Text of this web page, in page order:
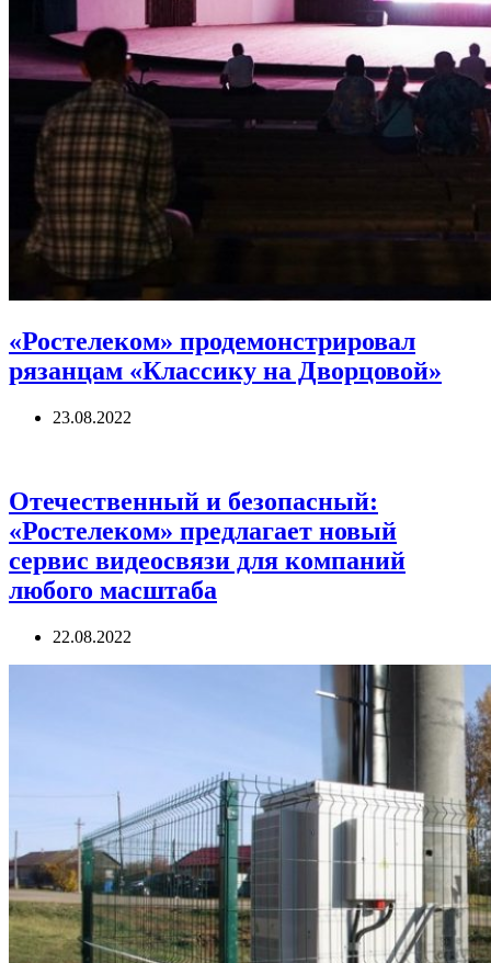
«Ростелеком» продемонстрировал
рязанцам «Классику на Дворцовой»
23.08.2022
Отечественный и безопасный:
«Ростелеком» предлагает новый
сервис видеосвязи для компаний
любого масштаба
22.08.2022